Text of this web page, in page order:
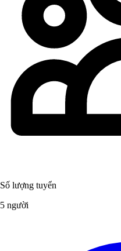
Số lượng tuyển
5 người